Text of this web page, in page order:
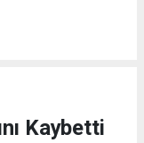
Kaybetti